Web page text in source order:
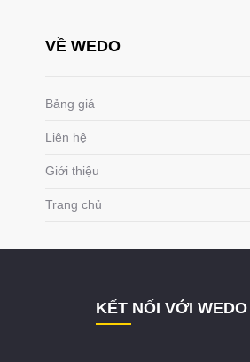
VỀ WEDO
Bảng giá
Liên hệ
Giới thiệu
Trang chủ
KẾT NỐI VỚI